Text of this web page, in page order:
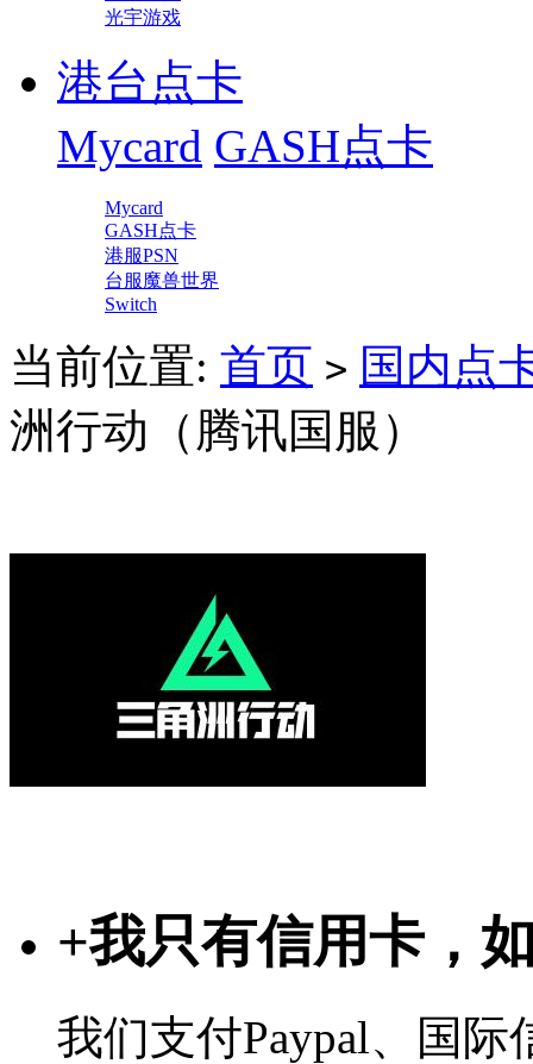
光宇游戏
港台点卡
Mycard GASH点卡
Mycard
GASH点卡
港服PSN
台服魔兽世界
Switch
当前位置: 首页 > 国内点
洲行动（腾讯国服）
+我只有信用卡，
我们支付Paypal、国